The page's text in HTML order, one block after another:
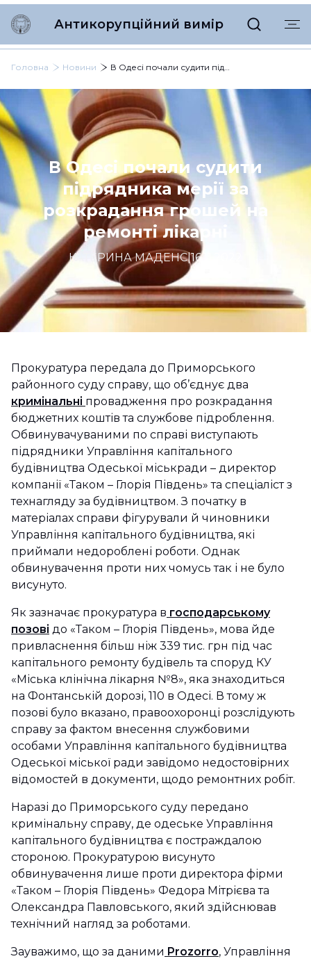
Антикорупційний вимір
Головна Новини В Одесі почали судити підрядника мерії за розкрадання грошей на ремонті лікарні
В Одесі почали судити
підрядника мерії за
розкрадання грошей на
ремонті лікарні
КАТЕРИНА МАДЕНС|16.11.2022
Прокуратура передала до Приморського
районного суду справу, що об’єднує два
кримінальні провадження про розкрадання
бюджетних коштів та службове підроблення.
Обвинувачуваними по справі виступають
підрядники Управління капітального
будівництва Одеської міськради – директор
компанії «Таком – Глорія Південь» та спеціаліст з
технагляду за будівництвом. З початку в
матеріалах справи фігурували й чиновники
Управління капітального будівництва, які
приймали недороблені роботи. Однак
обвинувачення проти них чомусь так і не було
висунуто.
Як зазначає прокуратура в господарському
позові до «Таком – Глорія Південь», мова йде
привласнення більш ніж 339 тис. грн під час
капітального ремонту будівель та споруд КУ
«Міська клінічна лікарня №8», яка знаходиться
на Фонтанській дорозі, 110 в Одесі. В тому ж
позові було вказано, правоохоронці розслідують
справу за фактом внесення службовими
особами Управління капітального будівництва
Одеської міської ради завідомо недостовірних
відомостей в документи, щодо ремонтних робіт.
Наразі до Приморського суду передано
кримінальну справу, де одеське Управління
капітального будівництва є постраждалою
стороною. Прокуратурою висунуто
обвинувачення лише проти директора фірми
«Таком – Глорія Південь» Федора Мітрієва та
Олександра Павловського, який здійснював
технічний нагляд за роботами.
Зауважимо, що за даними Prozorro, Управління